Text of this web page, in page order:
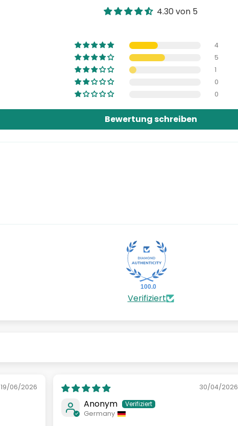
4.30 von 5
4
5
1
0
0
Bewertung schreiben
100.0
Verifiziert
19/06/2026 30/04/2026
Anonym
Germany